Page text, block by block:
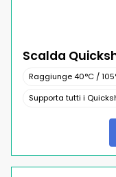
Scalda
Raggiunge 40°C /
Supporta tutti i